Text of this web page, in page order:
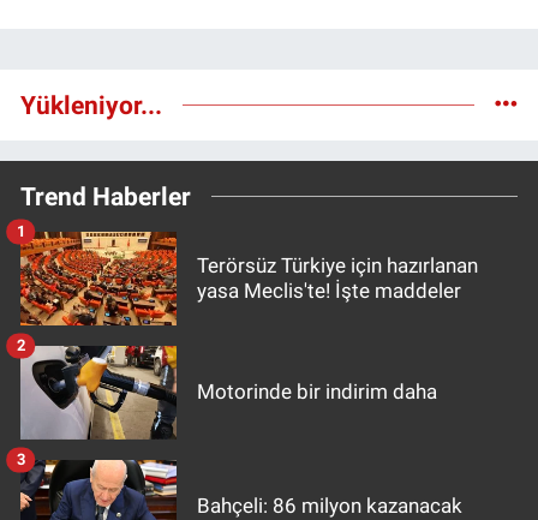
Yükleniyor...
Trend Haberler
Terörsüz Türkiye için hazırlanan
yasa Meclis'te! İşte maddeler
1
Motorinde bir indirim daha
2
Bahçeli: 86 milyon kazanacak
3